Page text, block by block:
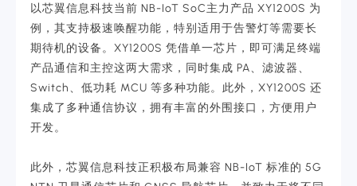
以芯翼信息科技当前 NB-IoT SoC主力产品 XY1200S 为
例，其支持极速唤醒功能，特别适用于告警灯等需要长
期待机的设备。XY1200S 凭借单一芯片，即可满足终端
产品通信和主控这两大需求，同时集成 PA、滤波器、
Switch、低功耗 MCU 等多种功能。此外，XY1200S 还
集成了多种通信协议，拥有丰富的外围接口，方便用户
开发。
此外，芯翼信息科技正积极布局兼容 NB-IoT 标准的 5G